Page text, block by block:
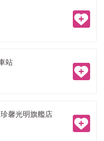
站
馨光明旗艦店